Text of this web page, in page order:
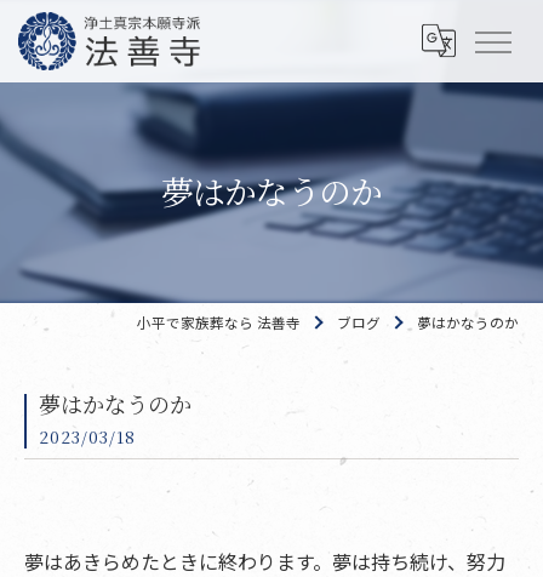
夢はかなうのか
小平で家族葬なら 法善寺 ブログ 夢はかなうのか
夢はかなうのか
2023/03/18
夢はあきらめたときに終わります。夢は持ち続け、努力